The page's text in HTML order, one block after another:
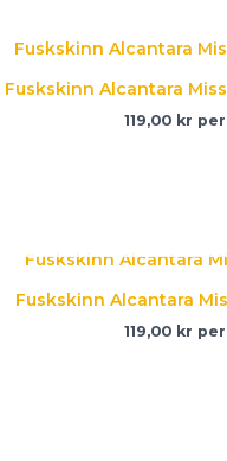
Fuskskinn Alcantara
119,00 kr
Fuskskinn Alcantara
119,00 kr